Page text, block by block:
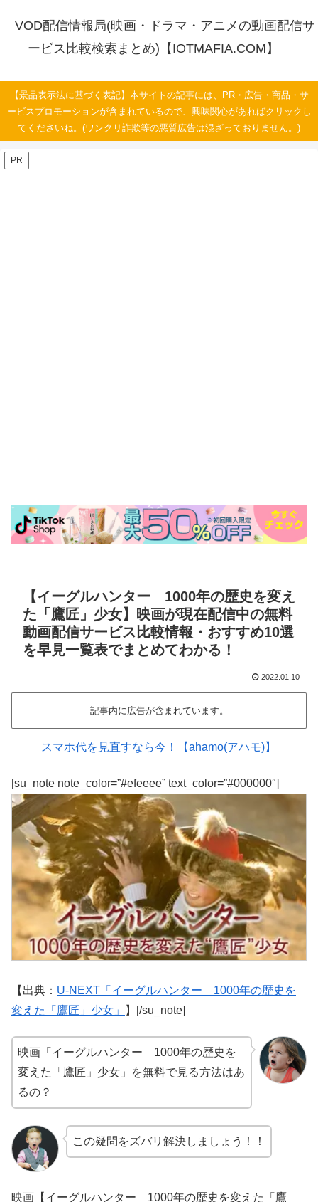
VOD配信情報局(映画・ドラマ・アニメの動画配信サ
ービス比較検索まとめ)【IOTMAFIA.COM】
【景品表示法に基づく表記】本サイトの記事には、PR・広告・商品・サ
ービスプロモーションが含まれているので、興味関心があればクリックし
てくださいね。(ワンクリ詐欺等の悪質広告は混ざっておりません。)
PR
【イーグルハンター 1000年の歴史を変え
た「鷹匠」少女】映画が現在配信中の無料
動画配信サービス比較情報・おすすめ10選
を早見一覧表でまとめてわかる！
2022.01.10
記事内に広告が含まれています。
スマホ代を見直すなら今！【ahamo(アハモ)】
[su_note note_color=”#efeeee” text_color=”#000000″]
【出典： U-NEXT「イーグルハンター 1000年の歴史を
変えた「鷹匠」少女」
】[/su_note]
映画「イーグルハンター 1000年の歴史を
変えた「鷹匠」少女」を無料で見る方法はあ
るの？
この疑問をズバリ解決しましょう！！
映画【イーグルハンター 1000年の歴史を変えた「鷹